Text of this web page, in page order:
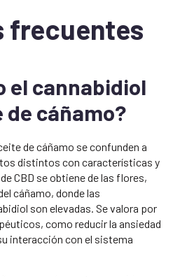
frecuentes
el cannabidiol
de cáñamo?
de cáñamo se confunden a
distintos con características y
CBD se obtiene de las flores,
cáñamo, donde las
son elevadas. Se valora por
como reducir la ansiedad
interacción con el sistema